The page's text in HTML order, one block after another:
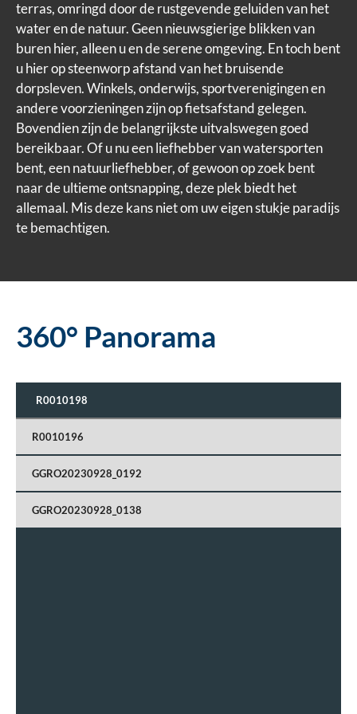
terras, omringd door de rustgevende geluiden van het
water en de natuur. Geen nieuwsgierige blikken van
buren hier, alleen u en de serene omgeving. En toch bent
u hier op steenworp afstand van het bruisende
dorpsleven. Winkels, onderwijs, sportverenigingen en
andere voorzieningen zijn op fietsafstand gelegen.
Bovendien zijn de belangrijkste uitvalswegen goed
bereikbaar. Of u nu een liefhebber van watersporten
bent, een natuurliefhebber, of gewoon op zoek bent
naar de ultieme ontsnapping, deze plek biedt het
allemaal. Mis deze kans niet om uw eigen stukje paradijs
te bemachtigen.
360° Panorama
R0010198
R0010196
GGRO20230928_0192
GGRO20230928_0138